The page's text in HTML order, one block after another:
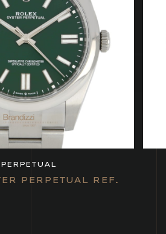
PERPETUAL REF.